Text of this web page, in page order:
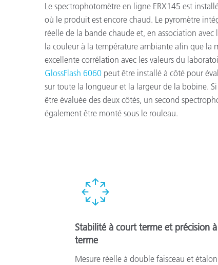
Le spectrophotomètre en ligne ERX145 est
où le produit est encore chaud. Le pyromètre
réelle de la bande chaude et, en association avec
la couleur à la température ambiante afin que la
excellente corrélation avec les valeurs du
GlossFlash 6060 peut être installé à côté pour
sur toute la longueur et la largeur de la bobine.
être évaluée des deux côtés, un second
également être monté sous le rouleau.
Stabilité à court terme et précision
terme
Mesure réelle à double faisceau et